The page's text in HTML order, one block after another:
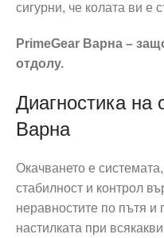
сигурни, че колата ви е
PrimeGear Варна –
отдолу.
Диагностика на
Варна
Окачването е
стабилност и контрол
неравностите по пътя
настилката при